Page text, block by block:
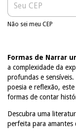
Não sei meu CEP
Formas de Narrar
a complexidade da
profundas e
poesia e reflexão,
formas de contar
Descubra uma
perfeita para amantes